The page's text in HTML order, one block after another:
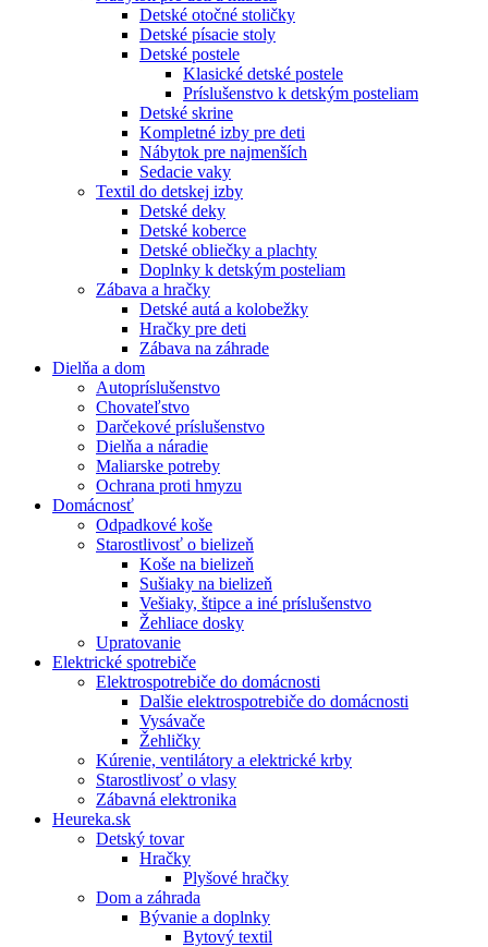
Detské otočné stoličky
Detské písacie stoly
Detské postele
Klasické detské postele
Príslušenstvo k detským posteliam
Detské skrine
Kompletné izby pre deti
Nábytok pre najmenších
Sedacie vaky
Textil do detskej izby
Detské deky
Detské koberce
Detské obliečky a plachty
Doplnky k detským posteliam
Zábava a hračky
Detské autá a kolobežky
Hračky pre deti
Zábava na záhrade
Dielňa a dom
Autopríslušenstvo
Chovateľstvo
Darčekové príslušenstvo
Dielňa a náradie
Maliarske potreby
Ochrana proti hmyzu
Domácnosť
Odpadkové koše
Starostlivosť o bielizeň
Koše na bielizeň
Sušiaky na bielizeň
Vešiaky, štipce a iné príslušenstvo
Žehliace dosky
Upratovanie
Elektrické spotrebiče
Elektrospotrebiče do domácnosti
Dalšie elektrospotrebiče do domácnosti
Vysávače
Žehličky
Kúrenie, ventilátory a elektrické krby
Starostlivosť o vlasy
Zábavná elektronika
Heureka.sk
Detský tovar
Hračky
Plyšové hračky
Dom a záhrada
Bývanie a doplnky
Bytový textil